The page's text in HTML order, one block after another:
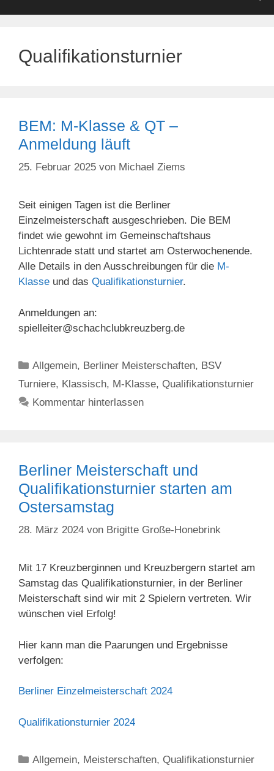
Qualifikationsturnier
BEM: M-Klasse & QT –
Anmeldung läuft
25. Februar 2025 von Michael Ziems
Seit einigen Tagen ist die Berliner
Einzelmeisterschaft ausgeschrieben. Die BEM
findet wie gewohnt im Gemeinschaftshaus
Lichtenrade statt und startet am Osterwochenende.
Alle Details in den Ausschreibungen für die M-
Klasse und das Qualifikationsturnier.
Anmeldungen an:
spielleiter@schachclubkreuzberg.de
Kategorien
Allgemein, Berliner Meisterschaften, BSV
Turniere, Klassisch, M-Klasse, Qualifikationsturnier
Kommentar hinterlassen
Berliner Meisterschaft und
Qualifikationsturnier starten am
Ostersamstag
28. März 2024 von Brigitte Große-Honebrink
Mit 17 Kreuzberginnen und Kreuzbergern startet am
Samstag das Qualifikationsturnier, in der Berliner
Meisterschaft sind wir mit 2 Spielern vertreten. Wir
wünschen viel Erfolg!
Hier kann man die Paarungen und Ergebnisse
verfolgen:
Berliner Einzelmeisterschaft 2024
Qualifikationsturnier 2024
Kategorien
Allgemein, Meisterschaften,Qualifikationsturnier